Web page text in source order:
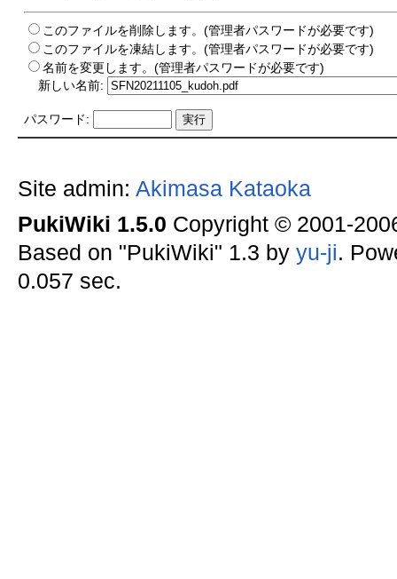
このファイルを削除します。(管理者パスワードが必要です)
このファイルを凍結します。(管理者パスワードが必要です)
名前を変更します。(管理者パスワードが必要です)
新しい名前:
パスワード:
Site admin: Akimasa Kataoka
PukiWiki 1.5.0 Copyright © 2001-
Based on "PukiWiki" 1.3 by yu-ji.
0.057 sec.